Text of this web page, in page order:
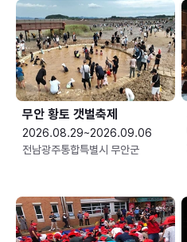
무안 황토 갯벌축제
2026.08.29~2026.09.06
전남광주통합특별시 무안군